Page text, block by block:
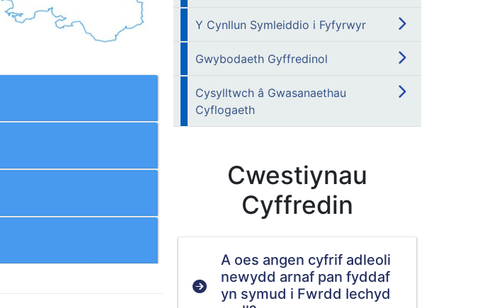
Y Cynllun Symleiddio i Fyfyrwyr
Gwybodaeth Gyffredinol
Cysylltwch â Gwasanaethau
Cyflogaeth
Cwestiynau
Cyffredin
A oes angen cyfrif adleoli
newydd arnaf pan fyddaf
yn symud i Fwrdd Iechyd